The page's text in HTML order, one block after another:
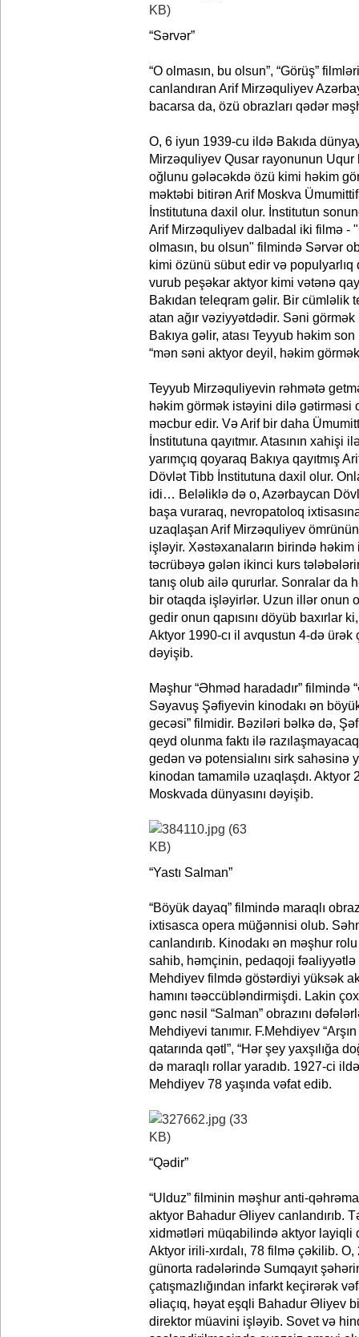
“Sərvər”
“O olmasın, bu olsun”, “Görüş”
canlandıran Arif Mirzəquliyev
bacarsa da, özü obrazları qədər
O, 6 iyun 1939-cu ildə Bakıda
Mirzəquliyev Qusar rayonunun
oğlunu gələcəkdə özü kimi həkim
məktəbi bitirən Arif Moskva
İnstitutuna daxil olur. İnstitutun
Arif Mirzəquliyev dalbadal iki filmə -
olmasın, bu olsun" filmində Sərvər
kimi özünü sübut edir və populyarlıq
vurub peşəkar aktyor kimi vətənə
Bakıdan teleqram gəlir. Bir cümləlik
atan ağır vəziyyətdədir. Səni
Bakıya gəlir, atası Teyyub həkim
“mən səni aktyor deyil, həkim
Teyyub Mirzəquliyevin rəhmətə
həkim görmək istəyini dilə gətirməsi
məcbur edir. Və Arif bir daha
İnstitutuna qayıtmır. Atasının xahişi
yarımçıq qoyaraq Bakıya qayıtmış
Dövlət Tibb İnstitutuna daxil olur.
idi… Beləliklə də o, Azərbaycan
başa vuraraq, nevropatoloq
uzaqlaşan Arif Mirzəquliyev
işləyir. Xəstəxanaların birində həkim
təcrübəyə gələn ikinci kurs
tanış olub ailə qururlar. Sonralar da
bir otaqda işləyirlər. Uzun illər onun
gedir onun qapısını döyüb baxırlar
Aktyor 1990-cı il avqustun 4-də ürək
dəyişib.
Məşhur “Əhməd haradadır” filmində
Səyavuş Şəfiyevin kinodakı ən
gecəsi” filmidir. Bəziləri bəlkə də,
qeyd olunma faktı ilə
gedən və potensialını sirk sahəsinə
kinodan tamamilə uzaqlaşdı. Aktyor
Moskvada dünyasını dəyişib.
“Yastı Salman”
“Böyük dayaq” filmində maraqlı
ixtisasca opera müğənnisi olub.
canlandırıb. Kinodakı ən məşhur
sahib, həmçinin, pedaqoji
Mehdiyev filmdə göstərdiyi yüksək
hamını təəccübləndirmişdi. Lakin
gənc nəsil “Salman” obrazını
Mehdiyevi tanımır. F.Mehdiyev
qatarında qətl”, “Hər şey yaxşılığa
də maraqlı rollar yaradıb. 1927-ci
Mehdiyev 78 yaşında vəfat edib.
“Qədir”
“Ulduz” filminin məşhur anti-
aktyor Bahadur Əliyev canlandırıb.
xidmətləri müqabilində aktyor layiqli
Aktyor irili-xırdalı, 78 filmə çəkilib.
günorta radələrində Sumqayıt
çatışmazlığından infarkt keçirərək
əliaçıq, həyat eşqli Bahadur Əliyev
direktor müavini işləyib. Sovet və